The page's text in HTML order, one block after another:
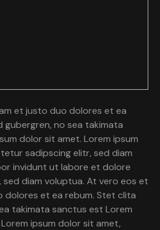
et justo duo dolores et ea
gubergren, no sea takimata
dolor sit amet. Lorem ipsum
sadipscing elitr, sed diam
invidunt ut labore et dolore
sed diam voluptua. At vero eos et
dolores et ea rebum. Stet clita
takimata sanctus est Lorem
ipsum dolor sit amet,